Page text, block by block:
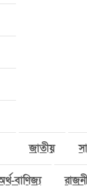
জাতীয়
বাণিজ্য